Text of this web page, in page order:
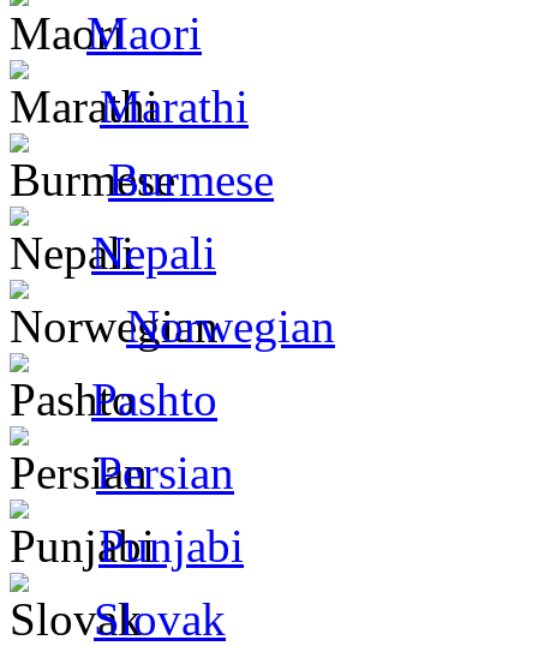
Maori
Marathi
Burmese
Nepali
Norwegian
Pashto
Persian
Punjabi
Slovak